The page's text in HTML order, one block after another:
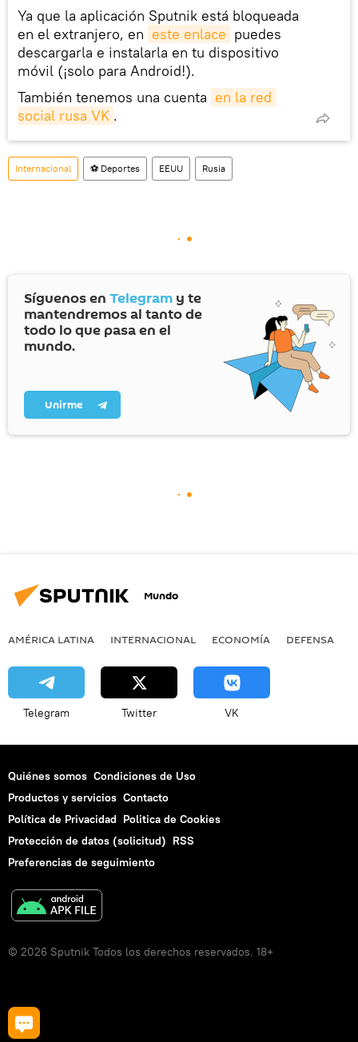
Ya que la aplicación Sputnik está bloqueada
en el extranjero, en este enlace puedes
descargarla e instalarla en tu dispositivo
móvil (¡solo para Android!).
También tenemos una cuenta en la red
social rusa VK .
Internacional ⚽ Deportes EEUU Rusia
Síguenos en Telegram y te
mantendremos al tanto de
todo lo que pasa en el
mundo.
Unirme
Mundo
AMÉRICA LATINA INTERNACIONAL ECONOMÍA DEFENSA
Telegram Twitter VK
Quiénes somos Condiciones de Uso
Productos y servicios Contacto
Política de Privacidad Politica de Cookies
Protección de datos (solicitud) RSS
Preferencias de seguimiento
© 2026 Sputnik Todos los derechos reservados. 18+